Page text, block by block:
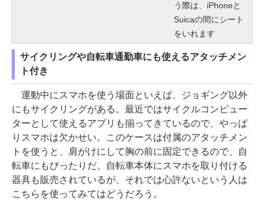
う際は、iPhoneと
Suicaの間にシート
をいれます
サイクリングや自転車通勤車にも使えるアタッチメン
ト付き
運動中にスマホを使う場面といえば、ジョギング以外
にもサイクリングがある。最近ではサイクルコンピュー
ターとして使えるアプリも揃ってきているので、やっぱ
りスマホは欠かせい。このケースは付属のアタッチメン
トを使うと、肩がけにして胸の前に固定できるので、自
転車にもぴったりだ。自転車本体にスマホを取り付ける
器具も販売されているが、それでは心許ないという人は
こちらを使ってみてはどうだろう。